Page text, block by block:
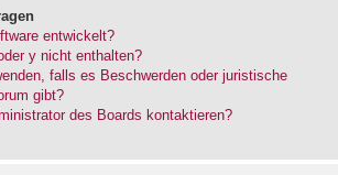
entwickelt?
y nicht enthalten?
falls es Beschwerden oder juristische
gibt?
des Boards kontaktieren?